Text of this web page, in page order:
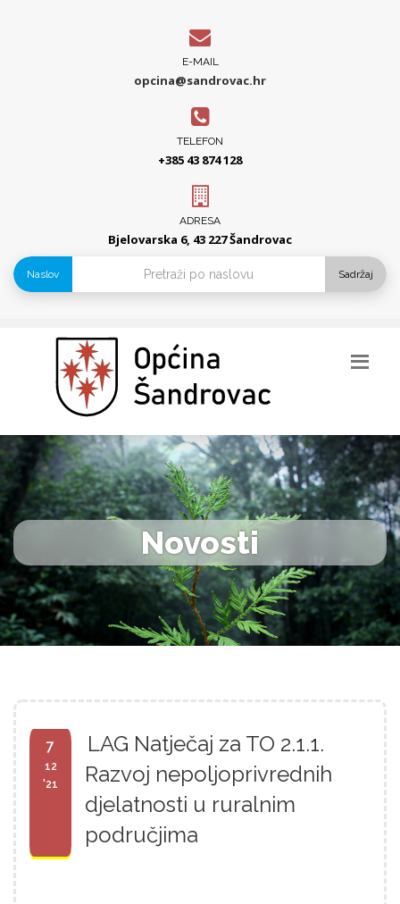
E-MAIL
opcina@sandrovac.hr
TELEFON
+385 43 874 128
ADRESA
Bjelovarska 6, 43 227 Šandrovac
Naslov Sadržaj
Novosti
7
12
'21
LAG Natječaj za TO 2.1.1.
Razvoj nepoljoprivrednih
djelatnosti u ruralnim
područjima